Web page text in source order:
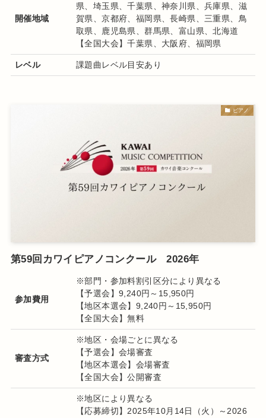
開催地域
県、埼玉県、千葉県、神奈川県、兵庫県、滋
賀県、京都府、福岡県、長崎県、三重県、鳥
取県、鹿児島県、群馬県、富山県、北海道
【全国大会】千葉県、大阪府、福岡県
レベル 課題曲レベル目安あり
ピアノ
第59回カワイピアノコンクール 2026年
参加費用
※部門・参加料割引区分により異なる
【予選会】9,240円～15,950円
【地区本選会】9,240円～15,950円
【全国大会】無料
審査方式
※地区・会場ごとに異なる
【予選会】会場審査
【地区本選会】会場審査
【全国大会】公開審査
※地区により異なる
【応募締切】2025年10月14日（火）～2026